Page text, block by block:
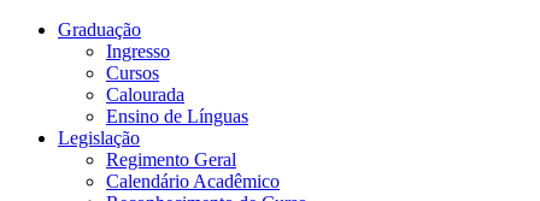
Graduação
Ingresso
Cursos
Calourada
Ensino de Línguas
Legislação
Regimento Geral
Calendário Acadêmico